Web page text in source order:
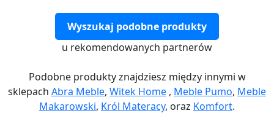
Wyszukaj podobne produkty
u rekomendowanych partnerów
Podobne produkty znajdziesz między innymi w
sklepach Abra Meble, Witek Home , Meble Pumo, Meble
Makarowski, Król Materacy, oraz Komfort.